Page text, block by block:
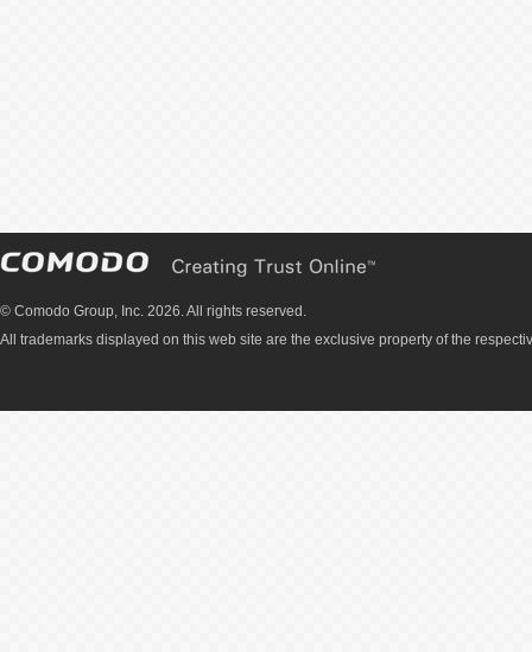
© Comodo Group, Inc. 2026. All rights reserved.
All trademarks displayed on this web site are the exclusive property of the